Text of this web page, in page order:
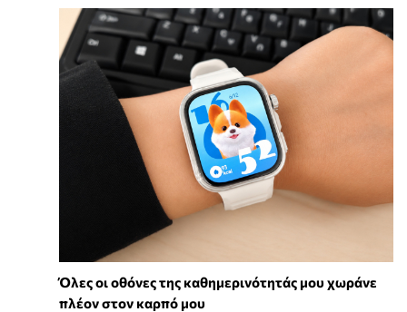
Όλες οι οθόνες της καθημερινότητάς μου χωράνε
πλέον στον καρπό μου